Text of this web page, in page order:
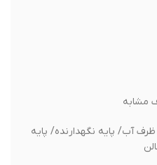
پایه نگهدارنده/ پایه